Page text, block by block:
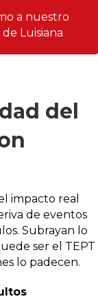
a nuestro
Luisiana
del
impacto real
de eventos
Subrayan lo
ser el TEPT
lo padecen.